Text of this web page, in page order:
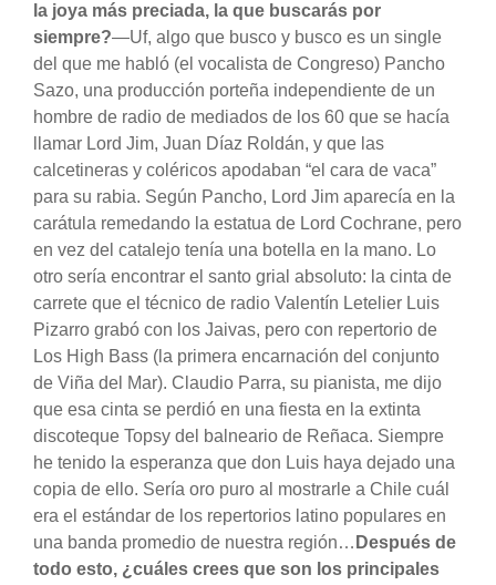
la joya más preciada, la que buscarás por
siempre?—Uf, algo que busco y busco es un single
del que me habló (el vocalista de Congreso) Pancho
Sazo, una producción porteña independiente de un
hombre de radio de mediados de los 60 que se hacía
llamar Lord Jim, Juan Díaz Roldán, y que las
calcetineras y coléricos apodaban “el cara de vaca”
para su rabia. Según Pancho, Lord Jim aparecía en la
carátula remedando la estatua de Lord Cochrane, pero
en vez del catalejo tenía una botella en la mano. Lo
otro sería encontrar el santo grial absoluto: la cinta de
carrete que el técnico de radio Valentín Letelier Luis
Pizarro grabó con los Jaivas, pero con repertorio de
Los High Bass (la primera encarnación del conjunto
de Viña del Mar). Claudio Parra, su pianista, me dijo
que esa cinta se perdió en una fiesta en la extinta
discoteque Topsy del balneario de Reñaca. Siempre
he tenido la esperanza que don Luis haya dejado una
copia de ello. Sería oro puro al mostrarle a Chile cuál
era el estándar de los repertorios latino populares en
una banda promedio de nuestra región… Después de
todo esto, ¿cuáles crees que son los principales